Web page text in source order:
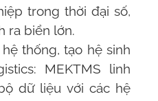
trong thời đại số,
ra biển lớn.
thống, tạo hệ sinh
MEKTMS linh
dữ liệu với các hệ